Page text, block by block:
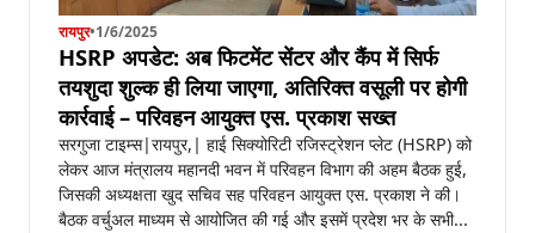
रायपुर•1/6/2025
HSRP अपडेट: अब फिटमेंट सेंटर और कैंप में सिर्फ
तयशुदा शुल्क ही लिया जाएगा, अतिरिक्त वसूली पर होगी
कार्रवाई – परिवहन आयुक्त एस. प्रकाश सख्त
सरगुजा टाइम्स|रायपुर,| हाई सिक्योरिटी रजिस्ट्रेशन प्लेट (HSRP) को
लेकर आज मंत्रालय महानदी भवन में परिवहन विभाग की अहम बैठक हुई,
जिसकी अध्यक्षता खुद सचिव सह परिवहन आयुक्त एस. प्रकाश ने की।
बैठक वर्चुअल माध्यम से आयोजित की गई और इसमें प्रदेश भर के सभी...